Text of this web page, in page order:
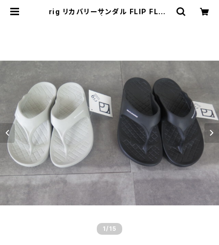
rig リカバリーサンダル FLIP FLOP
1 /15